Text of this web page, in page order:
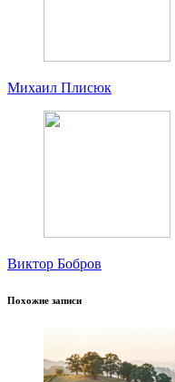
Михаил Плисюк
Виктор Бобров
Похожие записи